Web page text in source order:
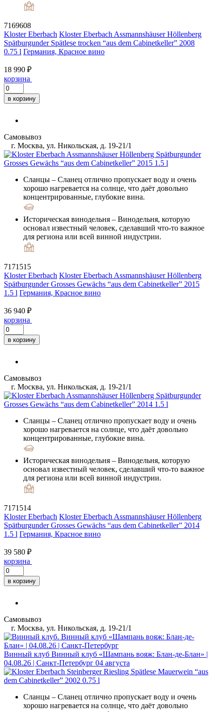
7169608
Kloster Eberbach Kloster Eberbach Assmannshäuser Höllenberg
Spätburgunder Spätlese trocken “aus dem Cabinetkeller” 2008
0.75 l Германия, Красное вино
18 990 ₽
корзина
в корзину
Самовывоз
г. Москва, ул. Никольская, д. 19-21/1
Сланцы – Сланец отлично пропускает воду и очень
хорошо нагревается на солнце, что даёт довольно
концентрированные, глубокие вина.
Историческая винодельня – Винодельня, которую
основал известный человек, сделавший что-то важное
для региона или всей винной индустрии.
7171515
Kloster Eberbach Kloster Eberbach Assmannshäuser Höllenberg
Spätburgunder Grosses Gewächs “aus dem Cabinetkeller” 2015
1.5 l Германия, Красное вино
36 940 ₽
корзина
в корзину
Самовывоз
г. Москва, ул. Никольская, д. 19-21/1
Сланцы – Сланец отлично пропускает воду и очень
хорошо нагревается на солнце, что даёт довольно
концентрированные, глубокие вина.
Историческая винодельня – Винодельня, которую
основал известный человек, сделавший что-то важное
для региона или всей винной индустрии.
7171514
Kloster Eberbach Kloster Eberbach Assmannshäuser Höllenberg
Spätburgunder Grosses Gewächs “aus dem Cabinetkeller” 2014
1.5 l Германия, Красное вино
39 580 ₽
корзина
в корзину
Самовывоз
г. Москва, ул. Никольская, д. 19-21/1
Винный клуб Винный клуб «Шампань вояж: Блан-де-Блан» |
04.08.26 | Санкт-Петербург 04 августа
Сланцы – Сланец отлично пропускает воду и очень
хорошо нагревается на солнце, что даёт довольно